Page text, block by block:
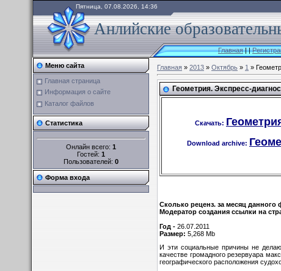
Пятница, 07.08.2026, 14:36
Анлийские
Главная||
Меню сайта
Главная страница
Информация о сайте
Каталог файлов
Статистика
Онлайн всего: 1
Гостей: 1
Пользователей: 0
Форма входа
Главная»2013 » Октябрь » 1»
Геометрия. Экспресс-
Скачать:
Download archive:
Сколько реценз. за месяц данного
Модератор создания ссылки на
Год - 26.07.2011
Размер: 5,268 Mb
И эти социальные причины не
качестве громадного резер­вуара
географического расположения